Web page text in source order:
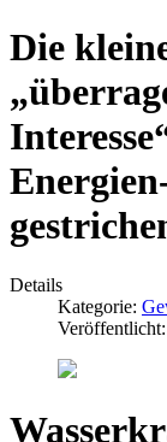
Die
Details
Kategorie: